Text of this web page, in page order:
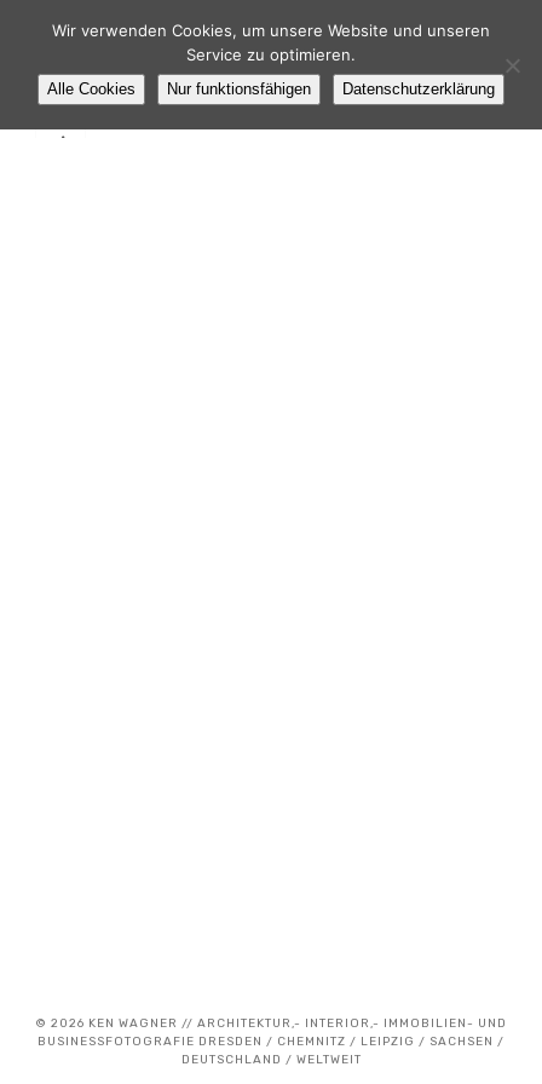
i
© 2026 KEN WAGNER // ARCHITEKTUR,- INTERIOR,- IMMOBILIEN- UND
BUSINESSFOTOGRAFIE DRESDEN / CHEMNITZ / LEIPZIG / SACHSEN /
DEUTSCHLAND / WELTWEIT
Wir verwenden Cookies, um unsere Website und unseren
Service zu optimieren.
Alle Cookies Nur funktionsfähigen Datenschutzerklärung